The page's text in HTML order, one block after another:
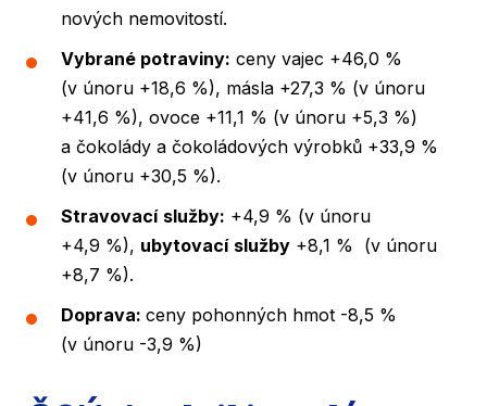
nových nemovitostí.
Vybrané potraviny: ceny vajec +46,0 %
(v únoru +18,6 %), másla +27,3 % (v únoru
+41,6 %), ovoce +11,1 % (v únoru +5,3 %)
a čokolády a čokoládových výrobků +33,9 %
(v únoru +30,5 %).
Stravovací služby: +4,9 % (v únoru
+4,9 %), ubytovací služby +8,1 % (v únoru
+8,7 %).
Doprava: ceny pohonných hmot -8,5 %
(v únoru -3,9 %)